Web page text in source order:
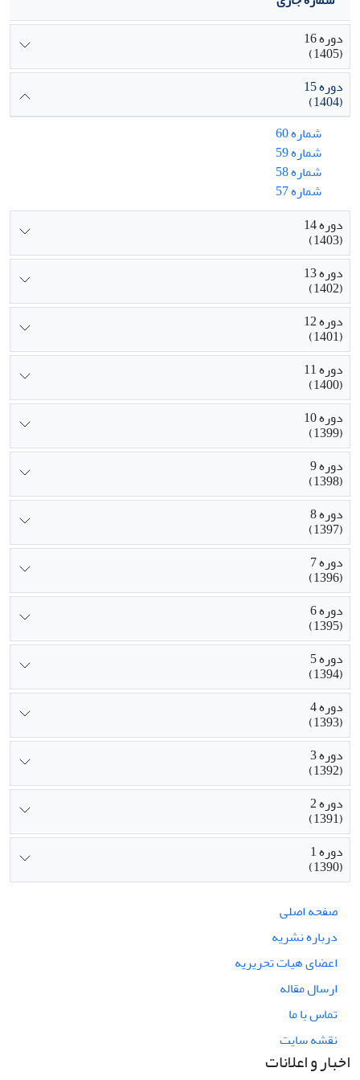
دوره 16
(1405)
دوره 15
(1404)
شماره 60
شماره 59
شماره 58
شماره 57
دوره 14
(1403)
دوره 13
(1402)
دوره 12
(1401)
دوره 11
(1400)
دوره 10
(1399)
دوره 9
(1398)
دوره 8
(1397)
دوره 7
(1396)
دوره 6
(1395)
دوره 5
(1394)
دوره 4
(1393)
دوره 3
(1392)
دوره 2
(1391)
دوره 1
(1390)
صفحه اصلی
درباره نشریه
اعضای هیات تحریریه
ارسال مقاله
تماس با ما
نقشه سایت
اخبار و اعلانات